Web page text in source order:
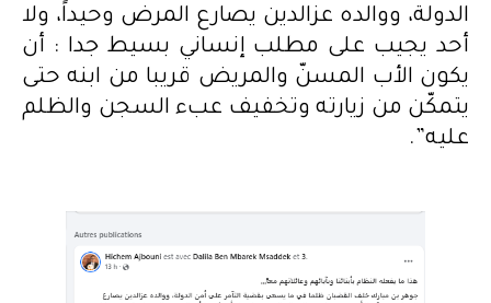
الدولة، ووالده عزالدين يصارع المرض وحيداً، ولا
أحد يجيب على مطلب إنساني بسيط جدا : أن
يكون الأب المسنّ والمريض قريبا من ابنه حتى
يتمكّن من زيارته وتخفيف عبء السجن والظلم
عليه”.